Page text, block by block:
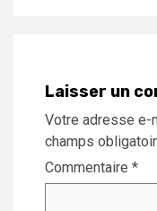
Laisser un
Votre adresse e-
champs
Commentaire *